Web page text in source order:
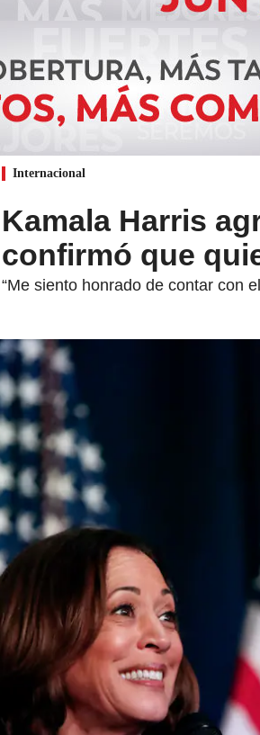
Internacional
Kamala Harris
confirmó que
“Me siento honrado de contar con